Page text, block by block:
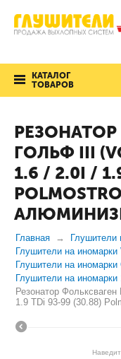
КАТАЛОГ
ТОВАРОВ
ГОЛЬФ III
1.6 / 2.0I /
Главная
Глушители
Глушители на иномарки
Глушители на иномарки
Глушители на иномарки
Резонатор
1.9 TDi 93-99 (30.88)